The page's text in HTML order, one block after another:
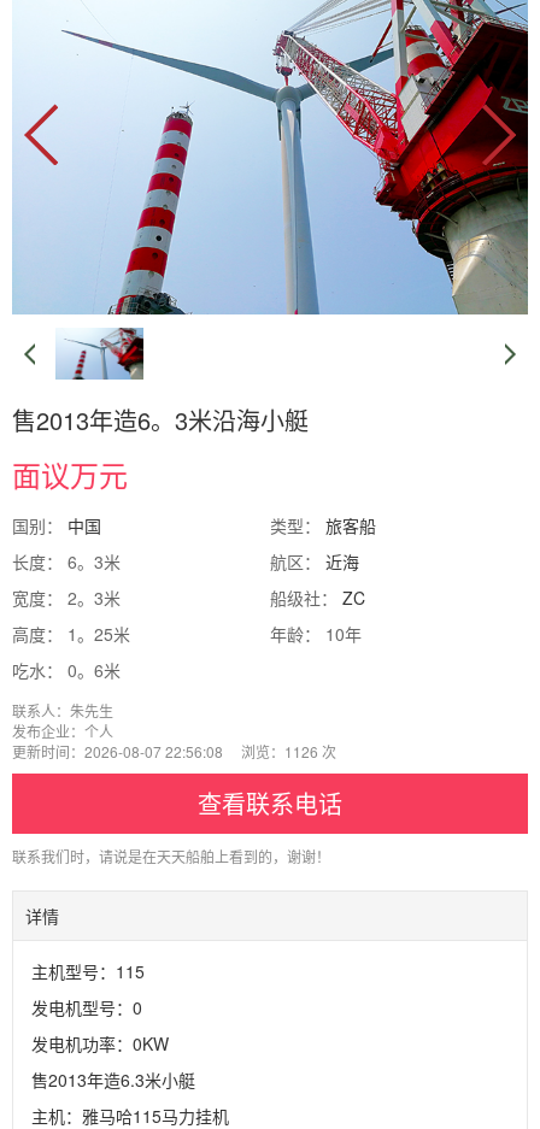
售2013年造6。3米沿海小艇
面议万元
国别： 中国 类型： 旅客船
长度： 6。3米
航区： 近海
宽度： 2。3米
船级社： ZC
高度： 1。25米
年龄： 10年
吃水： 0。6米
联系人：朱先生
发布企业：个人
更新时间：2026-08-07 22:56:08 浏览：1126 次
查看联系电话
联系我们时，请说是在天天船舶上看到的，谢谢！
详情
主机型号：115
发电机型号：0
发电机功率：0KW
售2013年造6.3米小艇
主机：雅马哈115马力挂机